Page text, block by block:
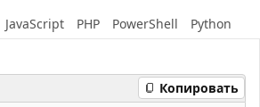
JavaScript PHP PowerShell Python
Копировать